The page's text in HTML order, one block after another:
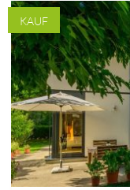
KAUF